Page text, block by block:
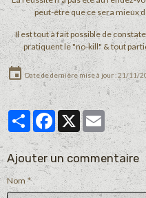
peut-être que ce sera mieux
Il est tout à fait possible de
pratiquent le "no-kill" & tout
Date de dernière mise à jour : 21/11/
PartagerFacebook
X Email
Ajouter un commentaire
Nom